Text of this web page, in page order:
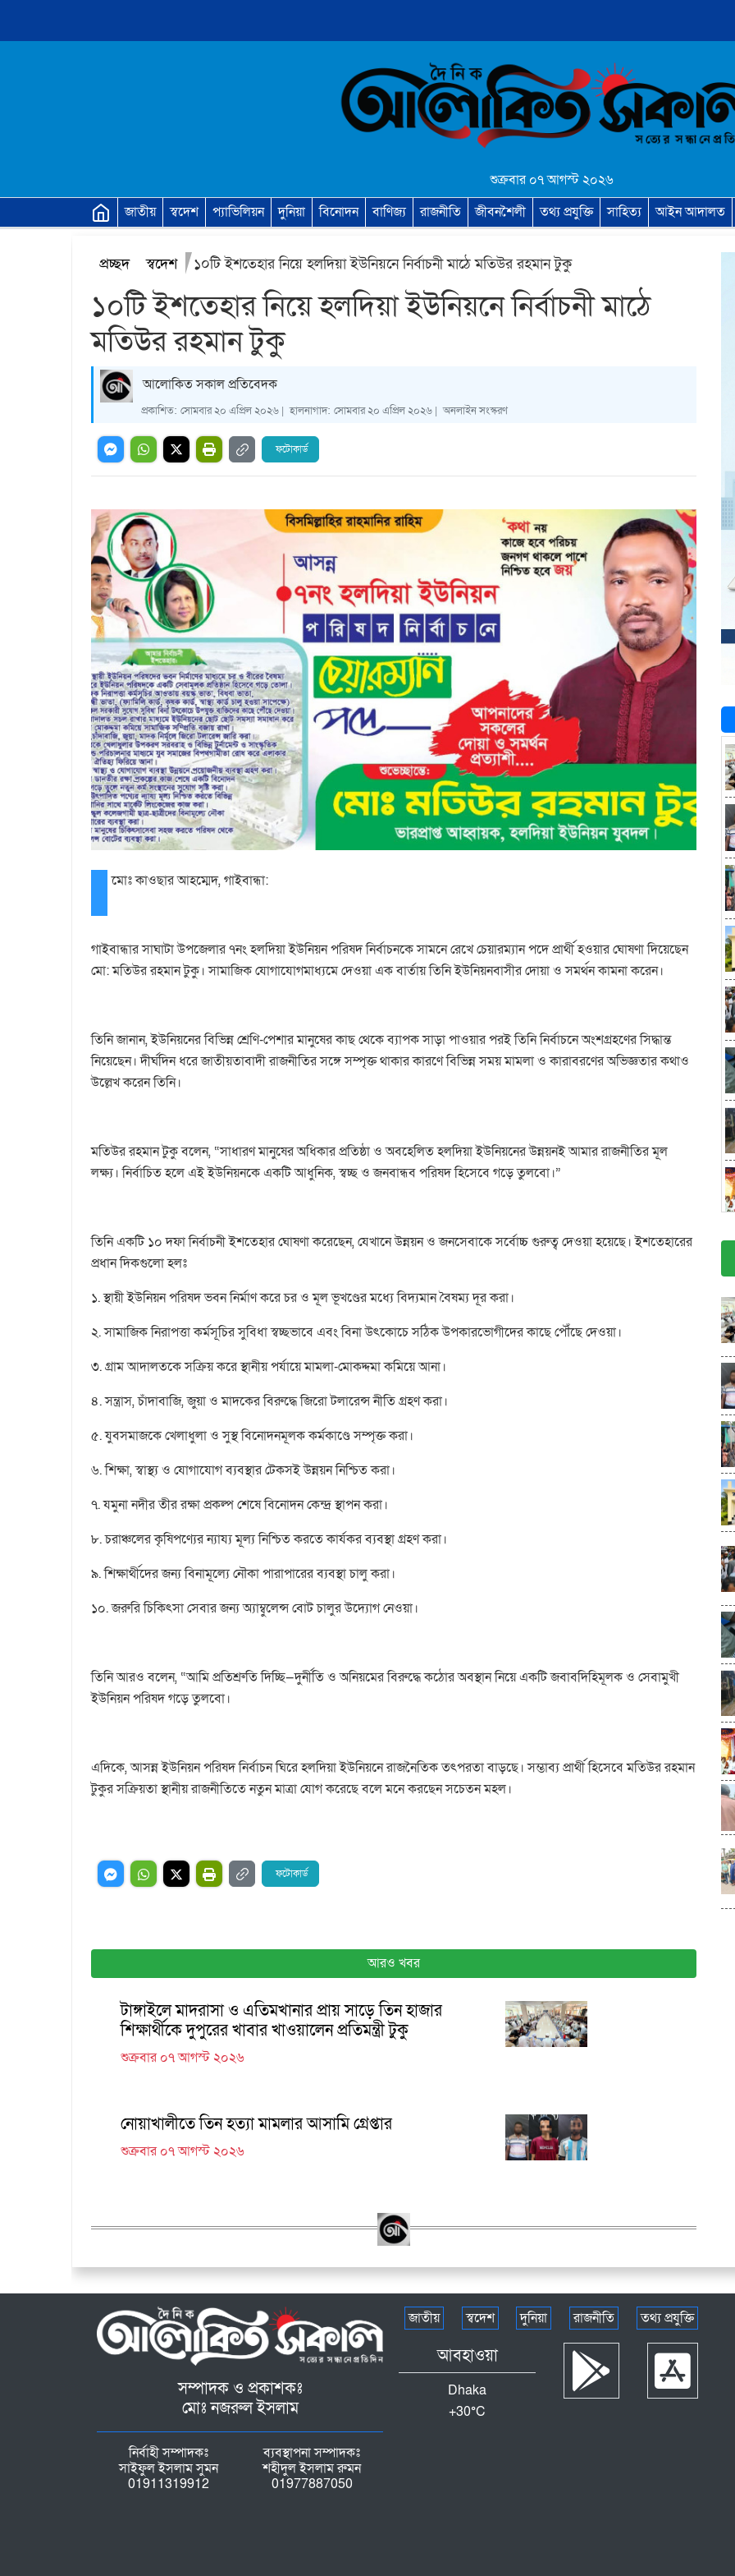
শুক্রবার ০৭ আগস্ট ২০২৬
জাতীয়
স্বদেশ প্যাভিলিয়ন দুনিয়া বিনোদন বাণিজ্য রাজনীতি জীবনশৈলী তথ্য প্রযুক্তি সাহিত্য আইন আদালত
প্রচ্ছদ স্বদেশ ‎১০টি ইশতেহার নিয়ে হলদিয়া ইউনিয়নে নির্বাচনী মাঠে মতিউর রহমান টুকু
‎১০টি ইশতেহার নিয়ে হলদিয়া ইউনিয়নে নির্বাচনী মাঠে
মতিউর রহমান টুকু
আলোকিত সকাল প্রতিবেদক
প্রকাশিত: সোমবার ২০ এপ্রিল ২০২৬ | হালনাগাদ: সোমবার ২০ এপ্রিল ২০২৬ | অনলাইন সংস্করণ
ফটোকার্ড
‎মোঃ কাওছার আহম্মেদ, গাইবান্ধা:
‎গাইবান্ধার সাঘাটা উপজেলার ৭নং হলদিয়া ইউনিয়ন পরিষদ নির্বাচনকে সামনে রেখে চেয়ারম্যান পদে প্রার্থী হওয়ার ঘোষণা দিয়েছেন
মো: মতিউর রহমান টুকু। সামাজিক যোগাযোগমাধ্যমে দেওয়া এক বার্তায় তিনি ইউনিয়নবাসীর দোয়া ও সমর্থন কামনা করেন।
‎তিনি জানান, ইউনিয়নের বিভিন্ন শ্রেণি-পেশার মানুষের কাছ থেকে ব্যাপক সাড়া পাওয়ার পরই তিনি নির্বাচনে অংশগ্রহণের সিদ্ধান্ত
নিয়েছেন। দীর্ঘদিন ধরে জাতীয়তাবাদী রাজনীতির সঙ্গে সম্পৃক্ত থাকার কারণে বিভিন্ন সময় মামলা ও কারাবরণের অভিজ্ঞতার কথাও
উল্লেখ করেন তিনি।
‎মতিউর রহমান টুকু বলেন, “সাধারণ মানুষের অধিকার প্রতিষ্ঠা ও অবহেলিত হলদিয়া ইউনিয়নের উন্নয়নই আমার রাজনীতির মূল
লক্ষ্য। নির্বাচিত হলে এই ইউনিয়নকে একটি আধুনিক, স্বচ্ছ ও জনবান্ধব পরিষদ হিসেবে গড়ে তুলবো।”
‎তিনি একটি ১০ দফা নির্বাচনী ইশতেহার ঘোষণা করেছেন, যেখানে উন্নয়ন ও জনসেবাকে সর্বোচ্চ গুরুত্ব দেওয়া হয়েছে। ইশতেহারের
প্রধান দিকগুলো হলঃ
‎১. স্থায়ী ইউনিয়ন পরিষদ ভবন নির্মাণ করে চর ও মূল ভূখণ্ডের মধ্যে বিদ্যমান বৈষম্য দূর করা।
‎২. সামাজিক নিরাপত্তা কর্মসূচির সুবিধা স্বচ্ছভাবে এবং বিনা উৎকোচে সঠিক উপকারভোগীদের কাছে পৌঁছে দেওয়া।
‎৩. গ্রাম আদালতকে সক্রিয় করে স্থানীয় পর্যায়ে মামলা-মোকদ্দমা কমিয়ে আনা।
‎৪. সন্ত্রাস, চাঁদাবাজি, জুয়া ও মাদকের বিরুদ্ধে জিরো টলারেন্স নীতি গ্রহণ করা।
‎৫. যুবসমাজকে খেলাধুলা ও সুস্থ বিনোদনমূলক কর্মকাণ্ডে সম্পৃক্ত করা।
‎৬. শিক্ষা, স্বাস্থ্য ও যোগাযোগ ব্যবস্থার টেকসই উন্নয়ন নিশ্চিত করা।
‎৭. যমুনা নদীর তীর রক্ষা প্রকল্প শেষে বিনোদন কেন্দ্র স্থাপন করা।
‎৮. চরাঞ্চলের কৃষিপণ্যের ন্যায্য মূল্য নিশ্চিত করতে কার্যকর ব্যবস্থা গ্রহণ করা।
‎৯. শিক্ষার্থীদের জন্য বিনামূল্যে নৌকা পারাপারের ব্যবস্থা চালু করা।
‎১০. জরুরি চিকিৎসা সেবার জন্য অ্যাম্বুলেন্স বোট চালুর উদ্যোগ নেওয়া।
‎তিনি আরও বলেন, “আমি প্রতিশ্রুতি দিচ্ছি—দুর্নীতি ও অনিয়মের বিরুদ্ধে কঠোর অবস্থান নিয়ে একটি জবাবদিহিমূলক ও সেবামুখী
ইউনিয়ন পরিষদ গড়ে তুলবো।
‎এদিকে, আসন্ন ইউনিয়ন পরিষদ নির্বাচন ঘিরে হলদিয়া ইউনিয়নে রাজনৈতিক তৎপরতা বাড়ছে। সম্ভাব্য প্রার্থী হিসেবে মতিউর রহমান
টুকুর সক্রিয়তা স্থানীয় রাজনীতিতে নতুন মাত্রা যোগ করেছে বলে মনে করছেন সচেতন মহল।
ফটোকার্ড
আরও খবর
টাঙ্গাইলে মাদরাসা ও এতিমখানার প্রায় সাড়ে তিন হাজার
শিক্ষার্থীকে দুপুরের খাবার খাওয়ালেন প্রতিমন্ত্রী টুকু
শুক্রবার ০৭ আগস্ট ২০২৬
নোয়াখালীতে তিন হত্যা মামলার আসামি গ্রেপ্তার
শুক্রবার ০৭ আগস্ট ২০২৬
সম্পাদক ও প্রকাশকঃ
মোঃ নজরুল ইসলাম
নির্বাহী সম্পাদকঃ
সাইফুল ইসলাম সুমন
01911319912
ব্যবস্থাপনা সম্পাদকঃ
শহীদুল ইসলাম রুমন
01977887050
জাতীয় স্বদেশ দুনিয়া রাজনীতি তথ্য প্রযুক্তি
আবহাওয়া
Dhaka
+30°C